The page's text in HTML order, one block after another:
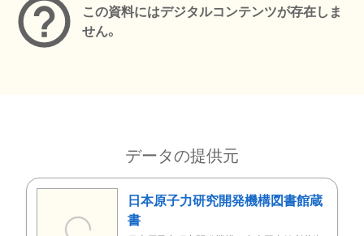
この資料にはデジタルコンテンツが存在しま
せん。
データの提供元
日本原子力研究開発機構図書館蔵
書